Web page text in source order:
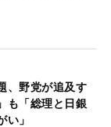
、野党が追及す
も「総理と日銀
い」